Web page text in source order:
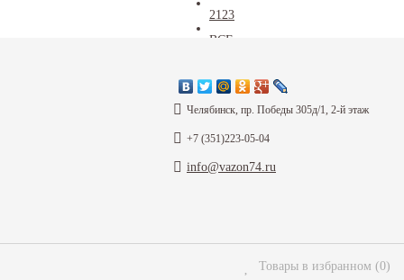
2123
ВСЕ
Каталог
Информация
Челябинск, пр. Победы 305д/1, 2-й этаж
+7 (351)223-05-04
info@vazon74.ru
Товары в избранном (0)